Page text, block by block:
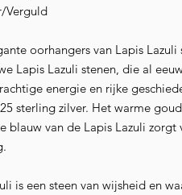
Verguld
oorhangers van Lapis
Lapis Lazuli stenen, die al
energie en rijke
sterling zilver. Het warme
blauw van de Lapis Lazuli
is een steen van wijsheid en